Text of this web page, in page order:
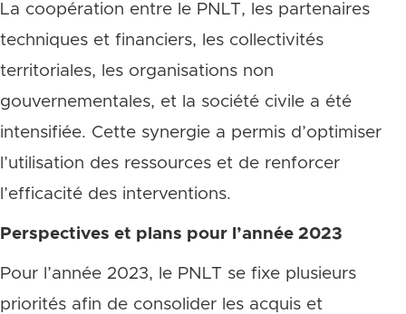
La coopération entre le PNLT, les partenaires
techniques et financiers, les collectivités
territoriales, les organisations non
gouvernementales, et la société civile a été
intensifiée. Cette synergie a permis d’optimiser
l’utilisation des ressources et de renforcer
l’efficacité des interventions.
Perspectives et plans pour l’année 2023
Pour l’année 2023, le PNLT se fixe plusieurs
priorités afin de consolider les acquis et